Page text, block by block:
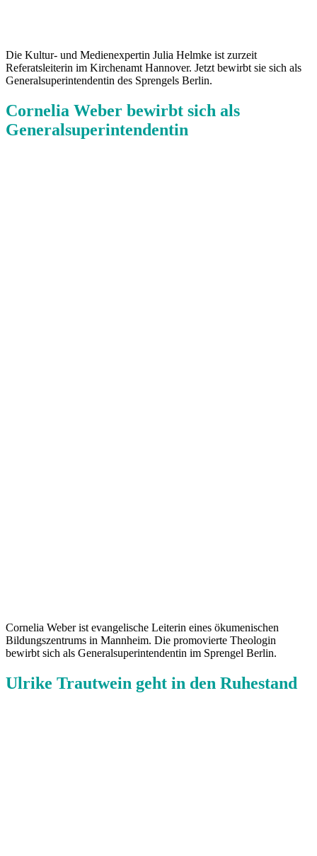
Die Kultur- und Medienexpertin Julia Helmke ist zurzeit
Referatsleiterin im Kirchenamt Hannover. Jetzt bewirbt sie sich als
Generalsuperintendentin des Sprengels Berlin.
Cornelia Weber bewirbt sich als
Generalsuperintendentin
Cornelia Weber ist evangelische Leiterin eines ökumenischen
Bildungszentrums in Mannheim. Die promovierte Theologin
bewirbt sich als Generalsuperintendentin im Sprengel Berlin.
Ulrike Trautwein geht in den Ruhestand